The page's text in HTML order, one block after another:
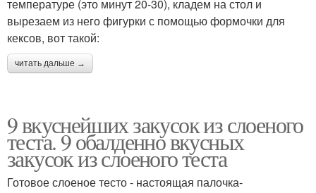
температуре (это минут 20-30), кладем на стол и
вырезаем из него фигурки с помощью формочки для
кексов, вот такой:
читать дальше →
9 вкуснейших закусок из слоеного
теста. 9 обалденно вкусных
закусок из слоеного теста
Готовое слоеное тесто - настоящая палочка-